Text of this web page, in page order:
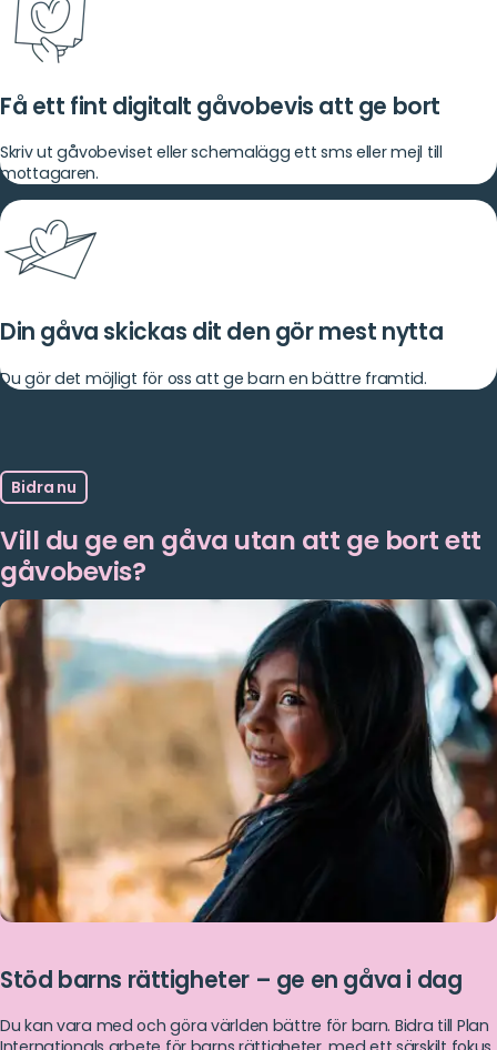
Få ett fint digitalt gåvobevis att ge bort
Skriv ut gåvobeviset eller schemalägg ett sms eller mejl till
mottagaren.
Din gåva skickas dit den gör mest nytta
Du gör det möjligt för oss att ge barn en bättre framtid.
Bidra nu
Vill du ge en gåva utan att ge bort ett
gåvobevis?
Stöd barns rättigheter – ge en gåva i dag
Du kan vara med och göra världen bättre för barn. Bidra till Plan